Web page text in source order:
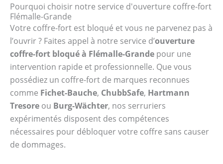
Pourquoi choisir notre service d'ouverture coffre-fort
Flémalle-Grande
Votre coffre-fort est bloqué et vous ne parvenez pas à
l’ouvrir ? Faites appel à notre service d’ouverture
coffre-fort bloqué à Flémalle-Grande pour une
intervention rapide et professionnelle. Que vous
possédiez un coffre-fort de marques reconnues
comme Fichet-Bauche, ChubbSafe, Hartmann
Tresore ou Burg-Wächter, nos serruriers
expérimentés disposent des compétences
nécessaires pour débloquer votre coffre sans causer
de dommages.